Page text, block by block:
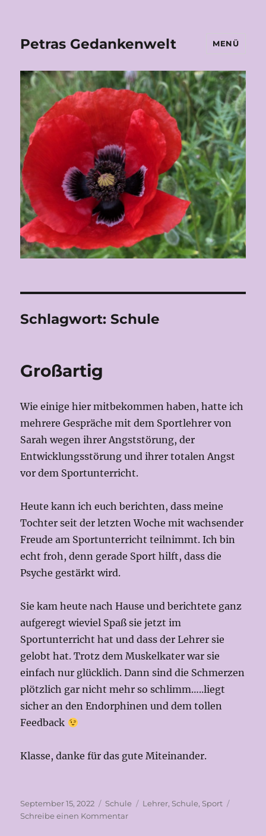
Petras Gedankenwelt MENÜ
Schlagwort:Schule
Großartig
Wie einige hier mitbekommen haben, hatte ich
mehrere Gespräche mit dem Sportlehrer von
Sarah wegen ihrer Angststörung, der
Entwicklungsstörung und ihrer totalen Angst
vor dem Sportunterricht.
Heute kann ich euch berichten, dass meine
Tochter seit der letzten Woche mit wachsender
Freude am Sportunterricht teilnimmt. Ich bin
echt froh, denn gerade Sport hilft, dass die
Psyche gestärkt wird.
Sie kam heute nach Hause und berichtete ganz
aufgeregt wieviel Spaß sie jetzt im
Sportunterricht hat und dass der Lehrer sie
gelobt hat. Trotz dem Muskelkater war sie
einfach nur glücklich. Dann sind die Schmerzen
plötzlich gar nicht mehr so schlimm…..liegt
sicher an den Endorphinen und dem tollen
Feedback
Klasse, danke für das gute Miteinander.
Veröffentlicht
am
September 15, 2022 Kategorien
Schule Schlagwörter
Lehrer, Schule, Sport
Schreibe einen Kommentarzu